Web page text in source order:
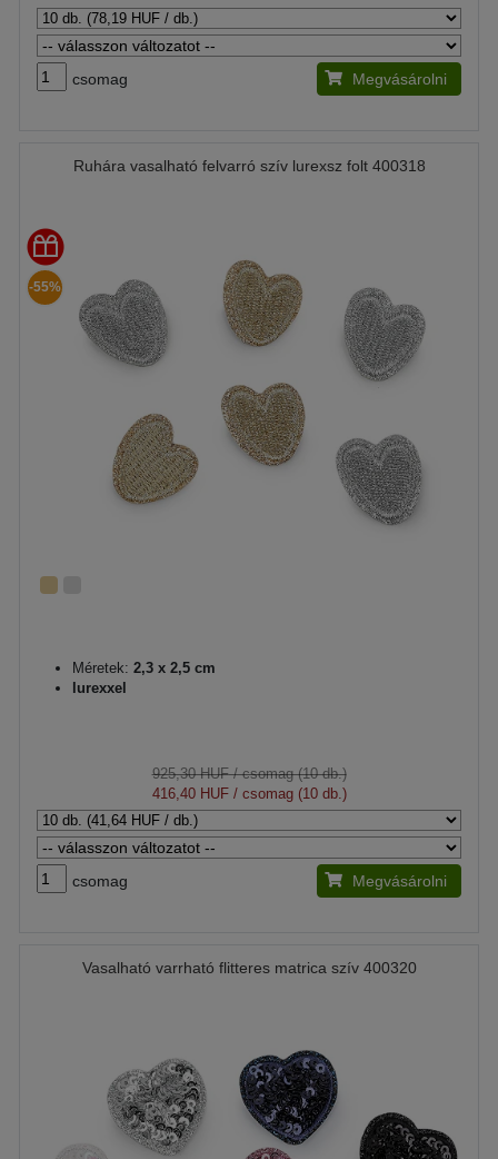
csomag Megvásárolni
Ruhára vasalható felvarró szív lurexsz folt 400318
-55%
Méretek: 2,3 x 2,5 cm
lurexxel
925,30 HUF/ csomag (10 db.)
416,40 HUF/ csomag (10 db.)
csomag Megvásárolni
Vasalható varrható flitteres matrica szív 400320